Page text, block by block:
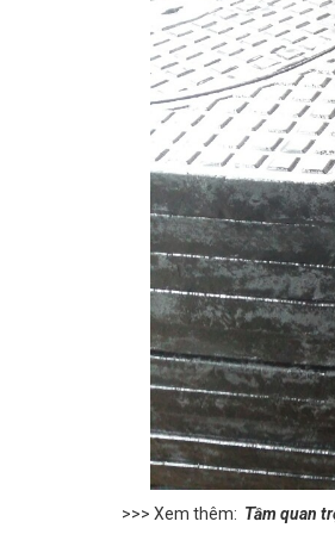
>>> Xem thêm: Tầm quan